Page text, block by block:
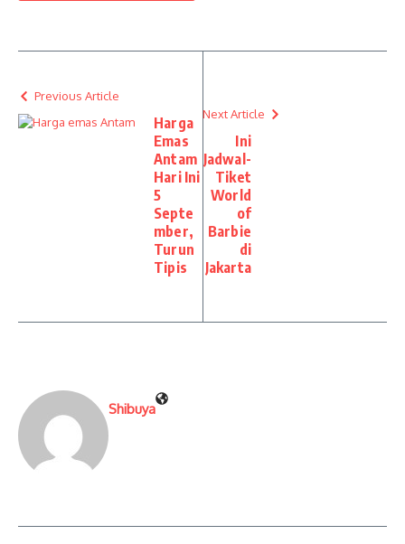
Previous Article
Harga
Emas
Antam
Hari Ini
5
Septe
mber,
Turun
Tipis
Next Article
Ini
Jadwal-
Tiket
World
of
Barbie
di
Jakarta
Shibuya